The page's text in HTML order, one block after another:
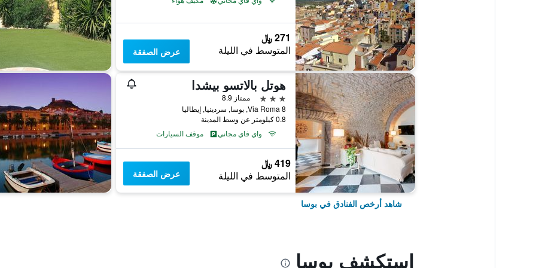
271 ﷼
المتوسط في الليلة عرض الصفقة
هوتل بالاتسو بيشدا
3 نجوم
ممتاز 8.9
Via Roma 8, بوسا, سردينيا, إيطاليا
0.8 كيلومتر عن وسط المدينة
واي فاي مجاني
موقف السيارات
419 ﷼
المتوسط في الليلة عرض الصفقة
شاهد أرخص الفنادق في بوسا
استكشف بوسا